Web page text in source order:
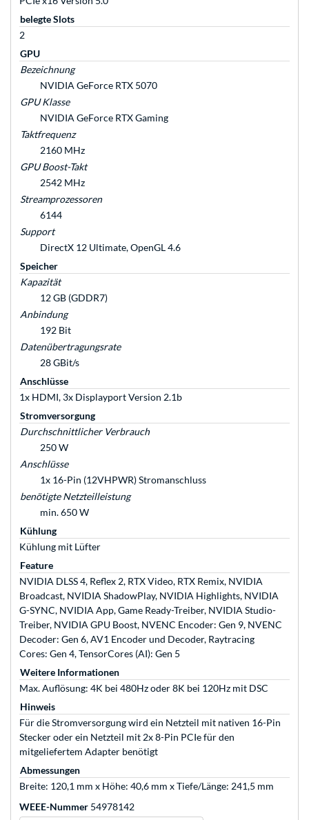
belegte Slots
2
GPU
Bezeichnung
NVIDIA GeForce RTX 5070
GPU Klasse
NVIDIA GeForce RTX Gaming
Taktfrequenz
2160 MHz
GPU Boost-Takt
2542 MHz
Streamprozessoren
6144
Support
DirectX 12 Ultimate, OpenGL 4.6
Speicher
Kapazität
12 GB (GDDR7)
Anbindung
192 Bit
Datenübertragungsrate
28 GBit/s
Anschlüsse
1x HDMI, 3x Displayport Version 2.1b
Stromversorgung
Durchschnittlicher Verbrauch
250 W
Anschlüsse
1x 16-Pin (12VHPWR) Stromanschluss
benötigte Netzteilleistung
min. 650 W
Kühlung
Kühlung mit Lüfter
Feature
NVIDIA DLSS 4, Reflex 2, RTX Video, RTX Remix, NVIDIA
Broadcast, NVIDIA ShadowPlay, NVIDIA Highlights, NVIDIA
G-SYNC, NVIDIA App, Game Ready-Treiber, NVIDIA Studio-
Treiber, NVIDIA GPU Boost, NVENC Encoder: Gen 9, NVENC
Decoder: Gen 6, AV1 Encoder und Decoder, Raytracing
Cores: Gen 4, TensorCores (AI): Gen 5
Weitere Informationen
Max. Auflösung: 4K bei 480Hz oder 8K bei 120Hz mit DSC
Hinweis
Für die Stromversorgung wird ein Netzteil mit nativen 16-Pin
Stecker oder ein Netzteil mit 2x 8-Pin PCIe für den
mitgeliefertem Adapter benötigt
Abmessungen
Breite: 120,1 mm x Höhe: 40,6 mm x Tiefe/Länge: 241,5 mm
WEEE-Nummer 54978142